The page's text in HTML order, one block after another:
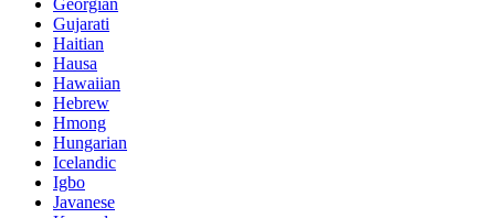
Georgian
Gujarati
Haitian
Hausa
Hawaiian
Hebrew
Hmong
Hungarian
Icelandic
Igbo
Javanese